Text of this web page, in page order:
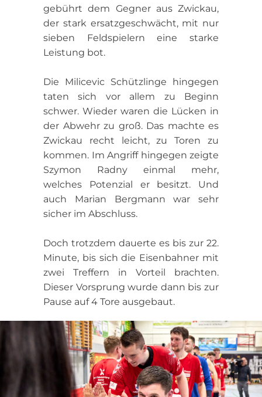
gebührt dem Gegner aus Zwickau,
der stark ersatzgeschwächt, mit nur
sieben Feldspielern eine starke
Leistung bot.
Die Milicevic Schützlinge hingegen
taten sich vor allem zu Beginn
schwer. Wieder waren die Lücken in
der Abwehr zu groß. Das machte es
Zwickau recht leicht, zu Toren zu
kommen. Im Angriff hingegen zeigte
Szymon Radny einmal mehr,
welches Potenzial er besitzt. Und
auch Marian Bergmann war sehr
sicher im Abschluss.
Doch trotzdem dauerte es bis zur 22.
Minute, bis sich die Eisenbahner mit
zwei Treffern in Vorteil brachten.
Dieser Vorsprung wurde dann bis zur
Pause auf 4 Tore ausgebaut.